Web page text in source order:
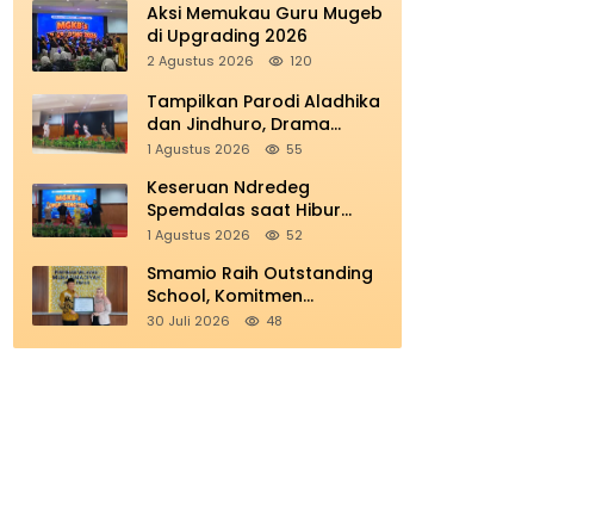
Aksi Memukau Guru Mugeb
di Upgrading 2026
2 Agustus 2026 120
Tampilkan Parodi Aladhika
dan Jindhuro, Drama
Smamio Sedot Perhatian di
1 Agustus 2026 55
Keseruan Ndredeg
Spemdalas saat Hibur
Peserta MGKB’s Upgrading
1 Agustus 2026 52
Smamio Raih Outstanding
School, Komitmen
Tingkatkan Layanan
30 Juli 2026 48